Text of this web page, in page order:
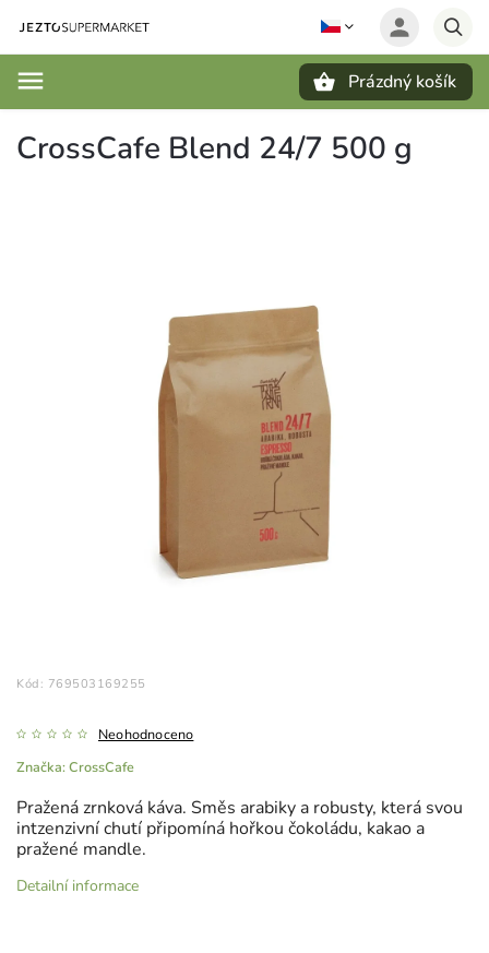
Prázdný košík
CrossCafe Blend 24/7 500 g
Kód: 769503169255
Neohodnoceno
Značka:CrossCafe
Pražená zrnková káva. Směs arabiky a robusty, která svou
intzenzivní chutí připomíná hořkou čokoládu, kakao a
pražené mandle.
Detailní informace